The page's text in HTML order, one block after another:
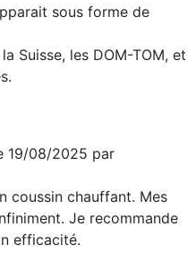
sous forme de
Suisse, les DOM-TOM, et
19/08/2025 par
coussin chauffant. Mes
Je recommande
efficacité.